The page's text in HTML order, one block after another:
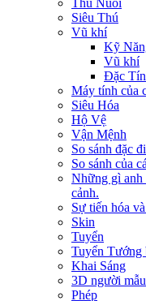
Thú Nuôi
Siêu Thú
Vũ khí
Kỹ
Vũ khí
Đặc
Máy tính của
Siêu Hóa
Hộ Vệ
Vận Mệnh
So sánh đặc
So sánh của
Những gì anh
cảnh.
Sự tiến hóa
Skin
Tuyển
Tuyển Tướng
Khai Sáng
3D người
Phép